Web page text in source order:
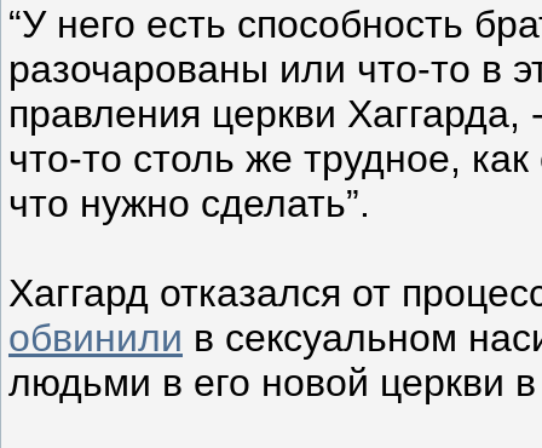
“У него есть способность
разочарованы или что-то в
правления церкви Хаггарда,
что-то столь же трудное,
что нужно сделать”.
Хаггард отказался от
обвинили в сексуальном
людьми в его новой церкви в